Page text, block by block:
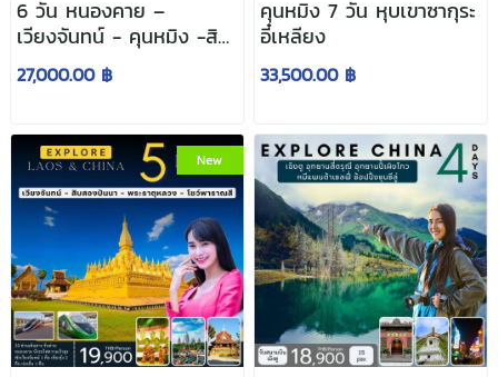
6 วัน หนองคาย –
เวียงจันทน์ - คุนหมิง -สิบ
สองปันนา
27,000.00 ฿
คุนหมิง 7 วัน หุบเขาซากุระ
อี๋เหลียง
33,500.00 ฿
New